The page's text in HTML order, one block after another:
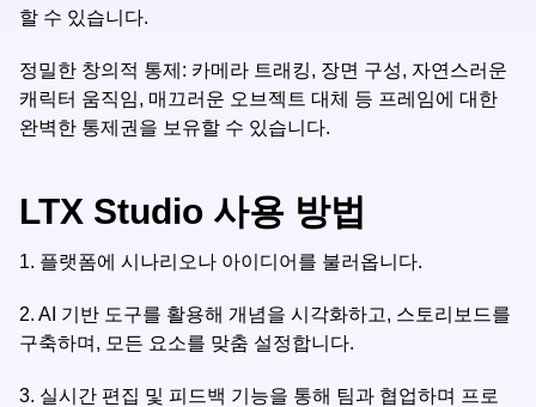
할 수 있습니다.
정밀한 창의적 통제: 카메라 트래킹, 장면 구성, 자연스러운
캐릭터 움직임, 매끄러운 오브젝트 대체 등 프레임에 대한
완벽한 통제권을 보유할 수 있습니다.
LTX Studio 사용 방법
1. 플랫폼에 시나리오나 아이디어를 불러옵니다.
2. AI 기반 도구를 활용해 개념을 시각화하고, 스토리보드를
구축하며, 모든 요소를 맞춤 설정합니다.
3. 실시간 편집 및 피드백 기능을 통해 팀과 협업하며 프로